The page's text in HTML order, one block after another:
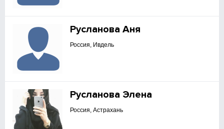
Русланова Аня
Россия, Ивдель
Русланова Элена
Россия, Астрахань